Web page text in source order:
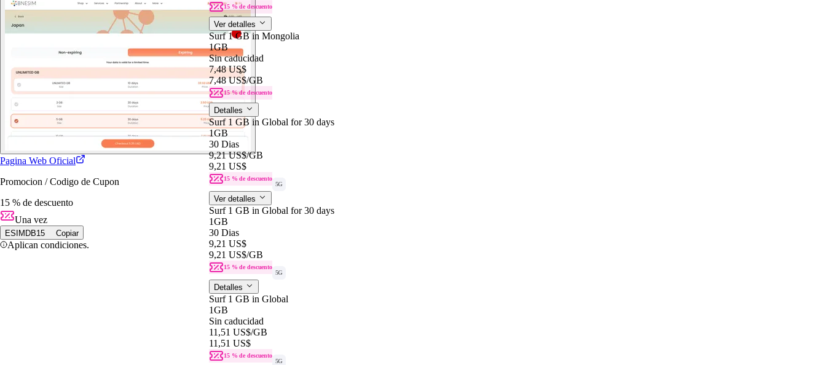
Pagina Web Oficial
Promocion / Codigo de Cupon
15 % de descuento
Una vez
ESIMDB15 Copiar
Aplican condiciones.
15 % de descuento
Ver detalles
Surf 1 GB in Mongolia
1GB
Sin caducidad
7,48 US$
7,48 US$/GB
15 % de descuento
Detalles
Surf 1 GB in Global for 30 days
1GB
30 Dias
9,21 US$/GB
9,21 US$
15 % de descuento
5G
Ver detalles
Surf 1 GB in Global for 30 days
1GB
30 Dias
9,21 US$
9,21 US$/GB
15 % de descuento
5G
Detalles
Surf 1 GB in Global
1GB
Sin caducidad
11,51 US$/GB
11,51 US$
15 % de descuento
5G